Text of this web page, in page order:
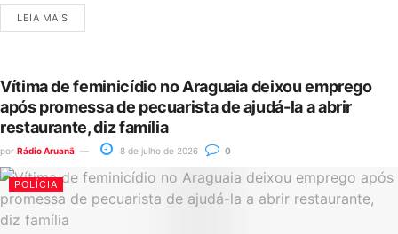
LEIA MAIS
Vítima de feminicídio no Araguaia deixou emprego
após promessa de pecuarista de ajudá-la a abrir
restaurante, diz família
por Rádio Aruanã 8 de julho de 2026 0
POLÍCIA